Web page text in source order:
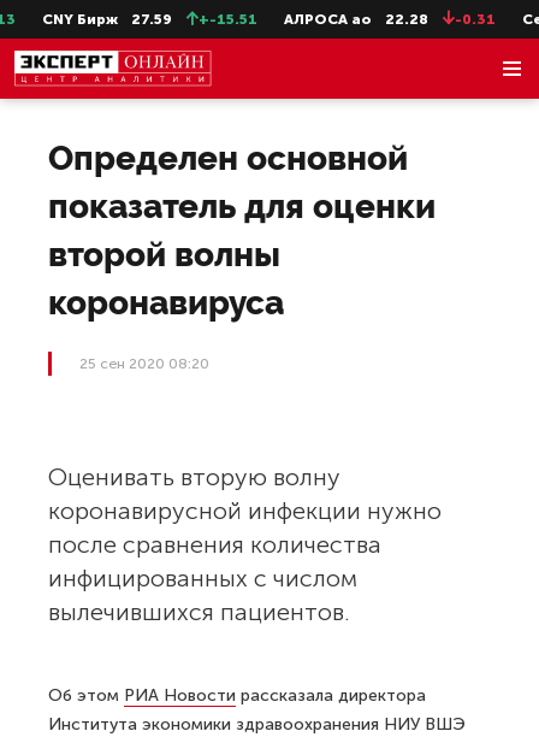
CNY Бирж 27.59 +-15.51 АЛРОСА ао 22.28 -0.31
Определен основной
показатель для оценки
второй волны
коронавируса
25 сен 2020 08:20
Оценивать вторую волну
коронавирусной инфекции нужно
после сравнения количества
инфицированных с числом
вылечившихся пациентов.
Об этом РИА Новости рассказала директора
Института экономики здравоохранения НИУ ВШЭ